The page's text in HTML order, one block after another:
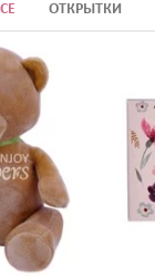
ОТКРЫТКИ